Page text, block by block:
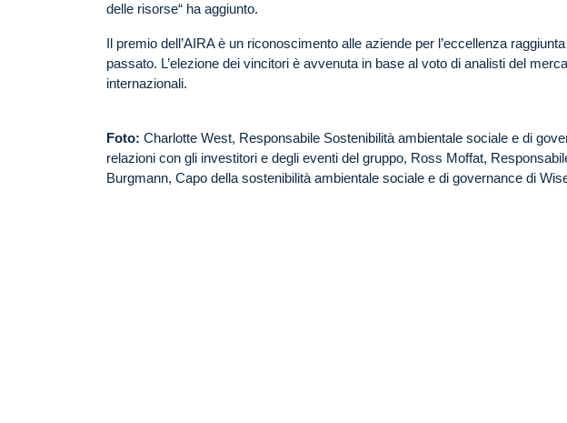
delle risorse“ ha aggiunto.
Il premio dell’AIRA è un riconoscimento alle aziende per l’eccellenza
passato. L’elezione dei vincitori è avvenuta in base al voto di analisti del
internazionali.
Foto: Charlotte West, Responsabile Sostenibilità ambientale sociale e di
relazioni con gli investitori e degli eventi del gruppo, Ross Moffat,
Burgmann, Capo della sostenibilità ambientale sociale e di governance di